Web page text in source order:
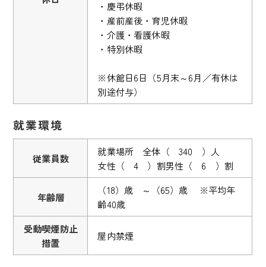
・慶弔休暇
・産前産後・育児休暇
・介護・看護休暇
・特別休暇
※休館日6日（5月末～6月／有休は
別途付与）
就業環境
従業員数
就業場所 全体（ 340 ）人
女性（ 4 ）割男性（ 6 ）割
年齢層
（18）歳 ～（65）歳 ※平均年
齢40歳
受動喫煙防止
措置
屋内禁煙